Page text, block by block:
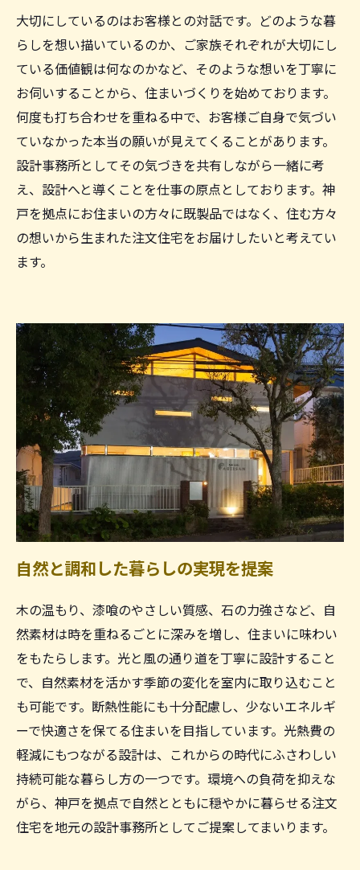
大切にしているのはお客様との対話です。どのような暮
らしを想い描いているのか、ご家族それぞれが大切にし
ている価値観は何なのかなど、そのような想いを丁寧に
お伺いすることから、住まいづくりを始めております。
何度も打ち合わせを重ねる中で、お客様ご自身で気づい
ていなかった本当の願いが見えてくることがあります。
設計事務所としてその気づきを共有しながら一緒に考
え、設計へと導くことを仕事の原点としております。神
戸を拠点にお住まいの方々に既製品ではなく、住む方々
の想いから生まれた注文住宅をお届けしたいと考えてい
ます。
自然と調和した暮らしの実現を提案
木の温もり、漆喰のやさしい質感、石の力強さなど、自
然素材は時を重ねるごとに深みを増し、住まいに味わい
をもたらします。光と風の通り道を丁寧に設計すること
で、自然素材を活かす季節の変化を室内に取り込むこと
も可能です。断熱性能にも十分配慮し、少ないエネルギ
ーで快適さを保てる住まいを目指しています。光熱費の
軽減にもつながる設計は、これからの時代にふさわしい
持続可能な暮らし方の一つです。環境への負荷を抑えな
がら、神戸を拠点で自然とともに穏やかに暮らせる注文
住宅を地元の設計事務所としてご提案してまいります。